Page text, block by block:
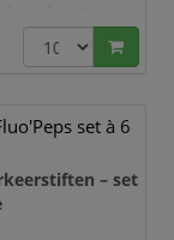
als brede lijnen,
van
voor
zonder de
De
gesch
set à 6
– set